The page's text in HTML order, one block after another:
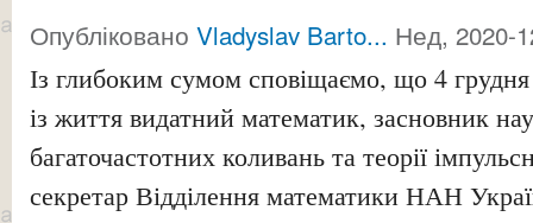
Опубліковано Vladyslav Barto... Нед, 2020-
Із глибоким сумом сповіщаємо, що 4
із життя видатний математик, засновник
багаточастотних коливань та теорії
секретар Відділення математики НАН